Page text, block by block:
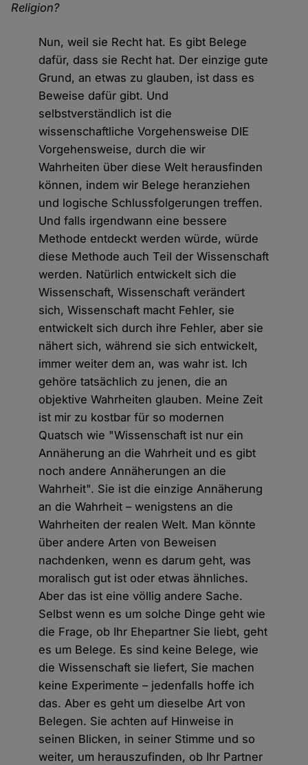
Religion?
Nun, weil sie Recht hat. Es gibt Belege
dafür, dass sie Recht hat. Der einzige gute
Grund, an etwas zu glauben, ist dass es
Beweise dafür gibt. Und
selbstverständlich ist die
wissenschaftliche Vorgehensweise DIE
Vorgehensweise, durch die wir
Wahrheiten über diese Welt herausfinden
können, indem wir Belege heranziehen
und logische Schlussfolgerungen treffen.
Und falls irgendwann eine bessere
Methode entdeckt werden würde, würde
diese Methode auch Teil der Wissenschaft
werden. Natürlich entwickelt sich die
Wissenschaft, Wissenschaft verändert
sich, Wissenschaft macht Fehler, sie
entwickelt sich durch ihre Fehler, aber sie
nähert sich, während sie sich entwickelt,
immer weiter dem an, was wahr ist. Ich
gehöre tatsächlich zu jenen, die an
objektive Wahrheiten glauben. Meine Zeit
ist mir zu kostbar für so modernen
Quatsch wie "Wissenschaft ist nur ein
Annäherung an die Wahrheit und es gibt
noch andere Annäherungen an die
Wahrheit". Sie ist die einzige Annäherung
an die Wahrheit – wenigstens an die
Wahrheiten der realen Welt. Man könnte
über andere Arten von Beweisen
nachdenken, wenn es darum geht, was
moralisch gut ist oder etwas ähnliches.
Aber das ist eine völlig andere Sache.
Selbst wenn es um solche Dinge geht wie
die Frage, ob Ihr Ehepartner Sie liebt, geht
es um Belege. Es sind keine Belege, wie
die Wissenschaft sie liefert, Sie machen
keine Experimente – jedenfalls hoffe ich
das. Aber es geht um dieselbe Art von
Belegen. Sie achten auf Hinweise in
seinen Blicken, in seiner Stimme und so
weiter, um herauszufinden, ob Ihr Partner